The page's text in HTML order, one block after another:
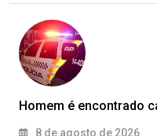
Homem é encontrado
8 de agosto de 2026